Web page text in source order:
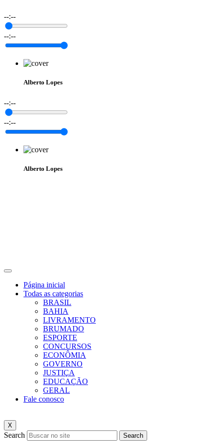
--:--
--:--
Alberto Lopes
--:--
--:--
Alberto Lopes
Página inicial
Todas as categorias
BRASIL
BAHIA
LIVRAMENTO
BRUMADO
ESPORTE
CONCURSOS
ECONÔMIA
GOVERNO
JUSTIÇA
EDUCAÇÃO
GERAL
Fale conosco
X
Search Search